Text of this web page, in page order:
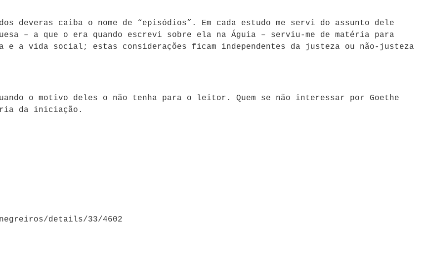
deveras caiba o nome de “episódios”. Em cada estudo me servi do assunto dele
– a que o era quando escrevi sobre ela na Águia – serviu-me de matéria para
a vida social; estas considerações ficam independentes da justeza ou não-justeza
o motivo deles o não tenha para o leitor. Quem se não interessar por Goethe
da iniciação.
details/33/4602